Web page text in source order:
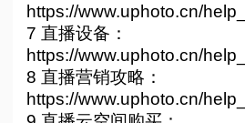
https://www.uphoto.cn/
7 直播设备：
https://www.uphoto.cn/
8 直播营销攻略：
https://www.uphoto.cn/